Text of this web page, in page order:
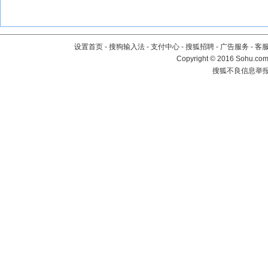
设置首页 - 搜狗输入法 - 支付中心 - 搜狐招聘 - 广告服务 - 客
Copyright©2016
搜狐不良信息举